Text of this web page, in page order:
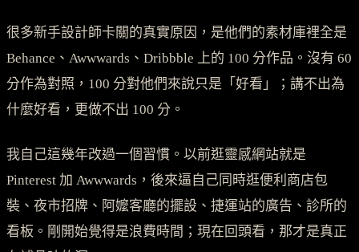
很多新手設計師卡關的真實原因，是他們的素材庫裡全是
Behance、Awwwards、Dribbble 上的 100 分作品。沒有 60
分作為對照，100 分對他們來說只是「好看」；講不出為
什麼好看，更做不出 100 分。
我自己這幾年改過一個習慣。以前逛靈感網站就是
Pinterest 加 Awwwards，後來逼自己同時逛便利商店包
裝、夜市招牌、阿嬤客廳的擺設、捷運站的廣告、診所的
看板。剛開始覺得是浪費時間；現在回頭看，那才是真正